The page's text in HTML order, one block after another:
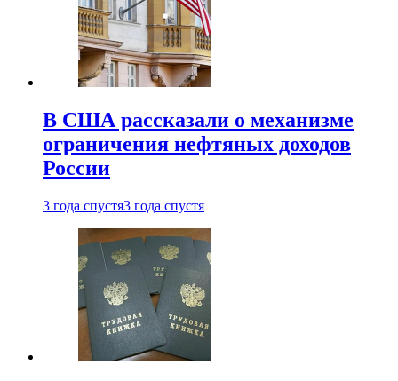
В США рассказали о механизме
ограничения нефтяных доходов
России
3 года спустя3 года спустя